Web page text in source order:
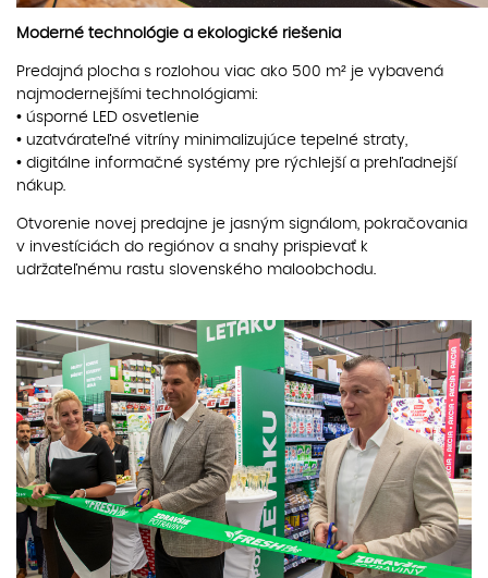
Moderné technológie a ekologické riešenia
Predajná plocha s rozlohou viac ako 500 m² je vybavená
najmodernejšími technológiami:
• úsporné LED osvetlenie
• uzatvárateľné vitríny minimalizujúce tepelné straty,
• digitálne informačné systémy pre rýchlejší a prehľadnejší
nákup.
Otvorenie novej predajne je jasným signálom, pokračovania
v investíciách do regiónov a snahy prispievať k
udržateľnému rastu slovenského maloobchodu.